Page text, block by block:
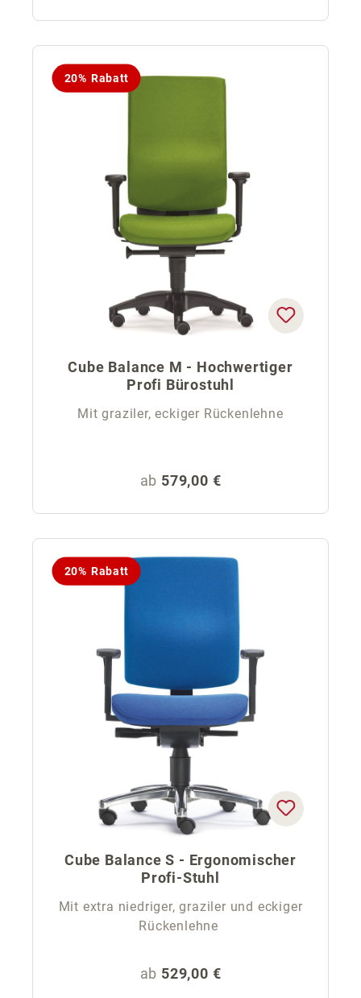
20% Rabatt
Cube Balance M - Hochwertiger
Profi Bürostuhl
Mit graziler, eckiger Rückenlehne
Regulärer Preis:
ab 579,00 €
20% Rabatt
Cube Balance S - Ergonomischer
Profi-Stuhl
Mit extra niedriger, graziler und eckiger
Rückenlehne
Regulärer Preis:
ab 529,00 €